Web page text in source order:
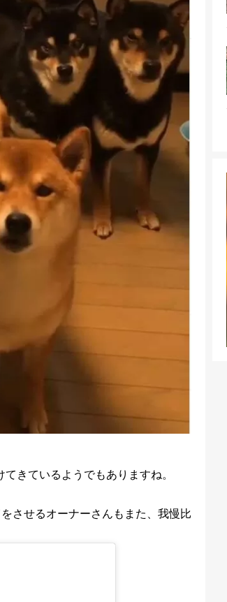
きているようでもありますね。
させるオーナーさんもまた、我慢比